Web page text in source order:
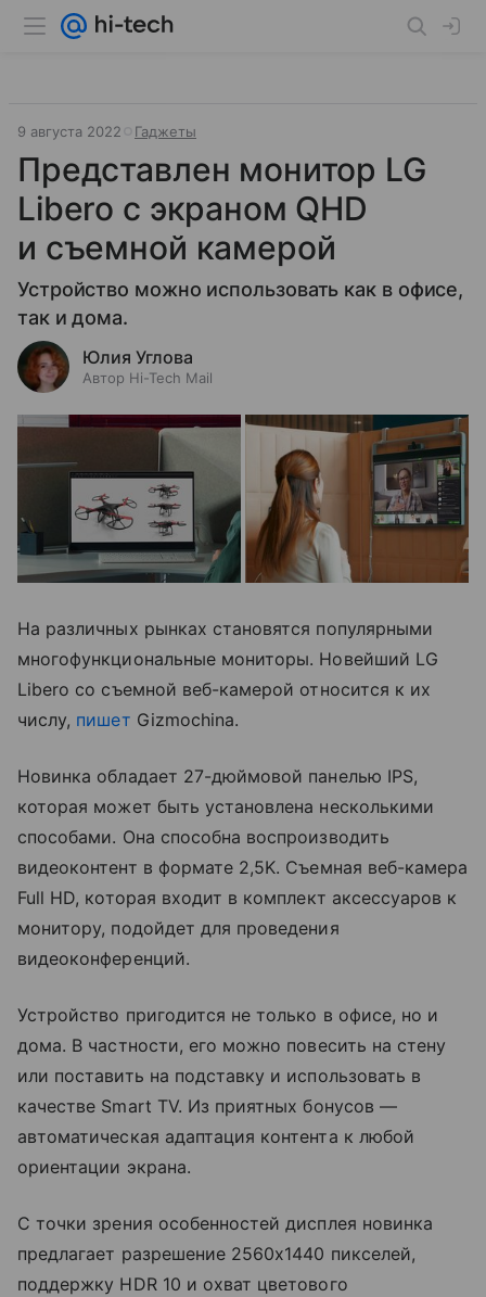
9 августа 2022 Гаджеты
Представлен монитор LG
Libero с экраном QHD
и съемной камерой
Устройство можно использовать как в офисе,
так и дома.
Юлия Углова
Автор Hi-Tech Mail
На различных рынках становятся популярными
многофункциональные мониторы. Новейший LG
Libero со съемной веб-камерой относится к их
числу, пишет Gizmochina.
Новинка обладает 27-дюймовой панелью IPS,
которая может быть установлена ​​несколькими
способами. Она способна воспроизводить
видеоконтент в формате 2,5K. Съемная веб-камера
Full HD, которая входит в комплект аксессуаров к
монитору, подойдет для проведения
видеоконференций.
Устройство пригодится не только в офисе, но и
дома. В частности, его можно повесить на стену
или поставить на подставку и использовать в
качестве Smart TV. Из приятных бонусов —
автоматическая адаптация контента к любой
ориентации экрана.
С точки зрения особенностей дисплея новинка
предлагает разрешение 2560x1440 пикселей,
поддержку HDR 10 и охват цветового